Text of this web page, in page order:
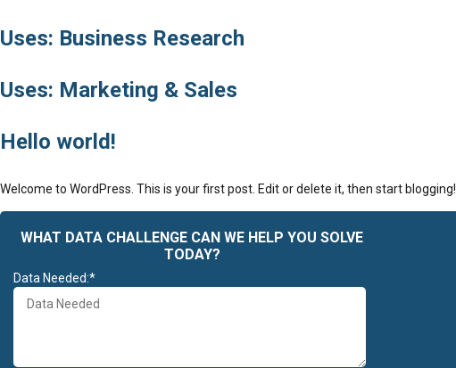
Uses: Business Research
Uses: Marketing & Sales
Hello world!
Welcome to WordPress. This is your first post. Edit or delete it, then start blogging!
WHAT DATA CHALLENGE CAN WE HELP YOU SOLVE
TODAY?
Data Needed:*